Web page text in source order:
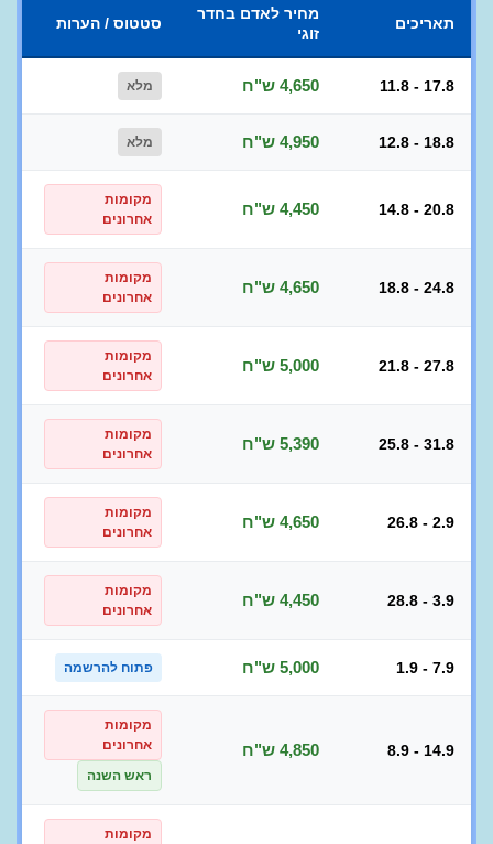
תאריכים
מחיר לאדם בחדר
זוגי
סטטוס / הערות
11.8 - 17.8 4,650 ש"ח מלא
12.8 - 18.8 4,950 ש"ח מלא
14.8 - 20.8 4,450 ש"ח
מקומות
אחרונים
18.8 - 24.8 4,650 ש"ח
מקומות
אחרונים
21.8 - 27.8 5,000 ש"ח
מקומות
אחרונים
25.8 - 31.8 5,390 ש"ח
מקומות
אחרונים
26.8 - 2.9 4,650 ש"ח
מקומות
אחרונים
28.8 - 3.9 4,450 ש"ח
מקומות
אחרונים
1.9 - 7.9 5,000 ש"ח פתוח להרשמה
8.9 - 14.9 4,850 ש"ח
מקומות
אחרונים
ראש השנה
מקומות